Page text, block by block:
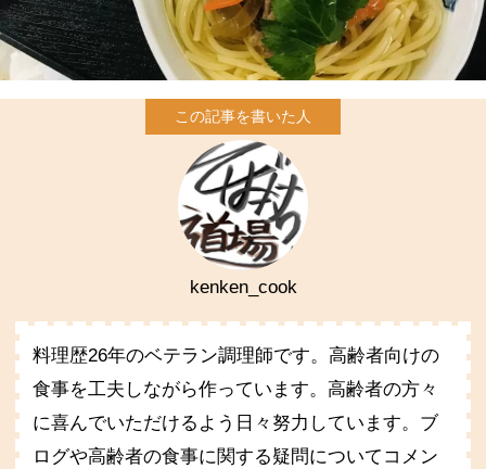
kenken_cook
料理歴26年のベテラン調理師です。高齢者向けの
食事を工夫しながら作っています。高齢者の方々
に喜んでいただけるよう日々努力しています。ブ
ログや高齢者の食事に関する疑問についてコメン